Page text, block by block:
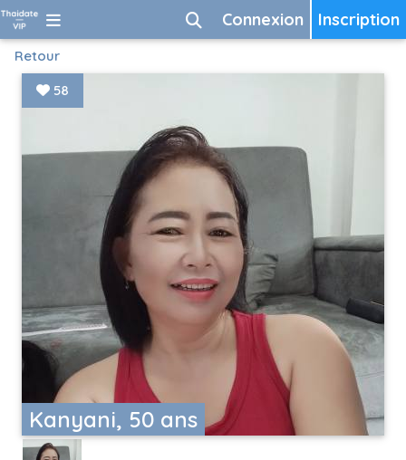
Inscription
Connexion
Retour
Kanyani, 50 ans
58